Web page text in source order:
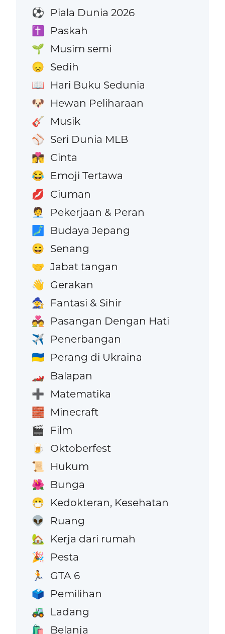
⚽ Piala Dunia 2026
✝️ Paskah
🌱 Musim semi
😞 Sedih
📖 Hari Buku Sedunia
🐶 Hewan Peliharaan
🎸 Musik
⚾ Seri Dunia MLB
👩‍❤️‍💋‍👨 Cinta
😂 Emoji Tertawa
💋 Ciuman
🧑‍💼 Pekerjaan & Peran
🗾 Budaya Jepang
😄 Senang
🤝 Jabat tangan
👋 Gerakan
🧙 Fantasi & Sihir
💑 Pasangan Dengan Hati
✈️ Penerbangan
🇺🇦 Perang di Ukraina
🏎️ Balapan
➕ Matematika
🧱 Minecraft
🎬 Film
🍺 Oktoberfest
📜 Hukum
🌺 Bunga
😷 Kedokteran, Kesehatan
👽 Ruang
🏡 Kerja dari rumah
🎉 Pesta
🏃 GTA 6
🗳️ Pemilihan
🚜 Ladang
🛍️ Belanja